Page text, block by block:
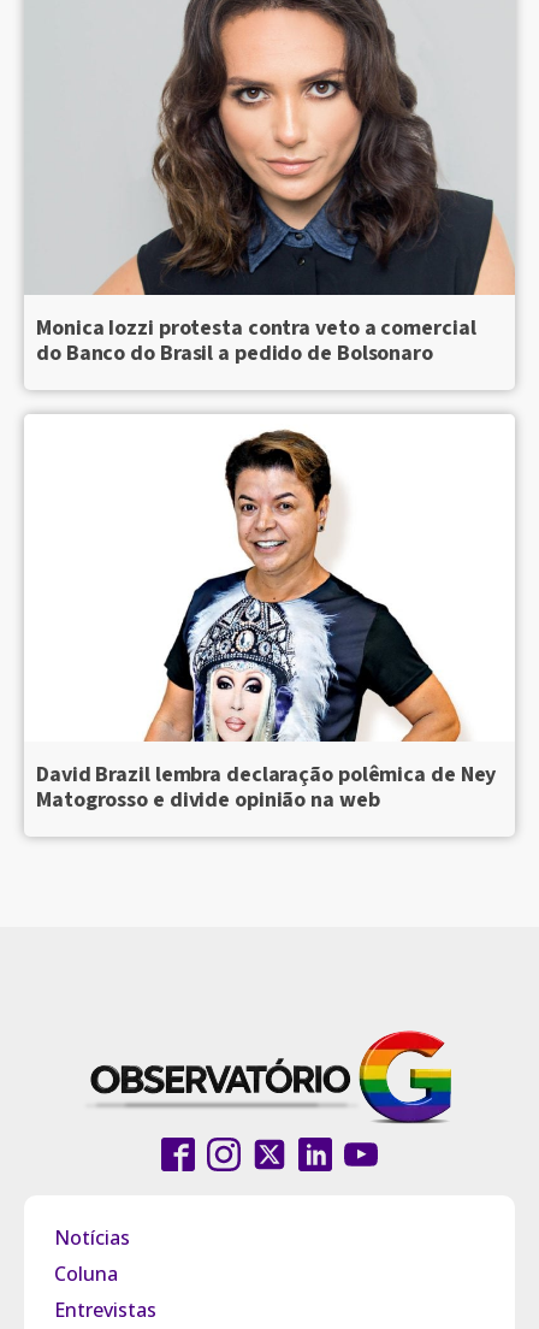
Monica Iozzi protesta contra veto a comercial
do Banco do Brasil a pedido de Bolsonaro
David Brazil lembra declaração polêmica de Ney
Matogrosso e divide opinião na web
Notícias
Coluna
Entrevistas